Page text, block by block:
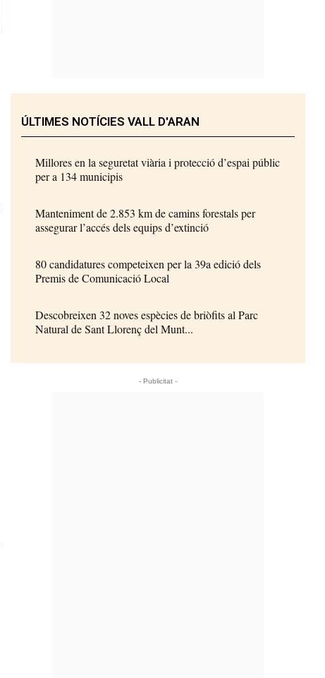
ÚLTIMES NOTÍCIES VALL D'ARAN
Millores en la seguretat viària i protecció d’espai públic
per a 134 municipis
Manteniment de 2.853 km de camins forestals per
assegurar l’accés dels equips d’extinció
80 candidatures competeixen per la 39a edició dels
Premis de Comunicació Local
Descobreixen 32 noves espècies de briòfits al Parc
Natural de Sant Llorenç del Munt...
- Publicitat -